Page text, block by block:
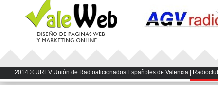
2014 © UREV Unión de Radioaficionados Españoles de Valencia |